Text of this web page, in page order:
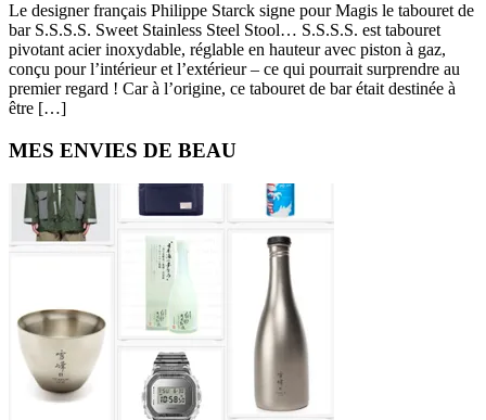
Le designer français Philippe Starck signe pour Magis le tabouret de
bar S.S.S.S. Sweet Stainless Steel Stool… S.S.S.S. est tabouret
pivotant acier inoxydable, réglable en hauteur avec piston à gaz,
conçu pour l’intérieur et l’extérieur – ce qui pourrait surprendre au
premier regard ! Car à l’origine, ce tabouret de bar était destinée à
être […]
Primary
Sidebar
MES ENVIES DE BEAU